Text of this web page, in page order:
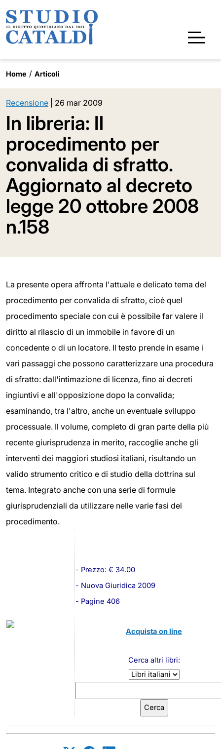
Home Articoli
Recensione 26 mar 2009
In libreria: Il
procedimento per
convalida di sfratto.
Aggiornato al decreto
legge 20 ottobre 2008
n.158
La presente opera affronta l'attuale e delicato tema del
procedimento per convalida di sfratto, cioè quel
procedimento speciale con cui è possibile far valere il
diritto al rilascio di un immobile in favore di un
concedente o di un locatore. Il testo prende in esame i
vari passaggi che possono caratterizzare una procedura
di sfratto: dall'intimazione di licenza, fino ai decreti
ingiuntivi e all'opposizione dopo la convalida;
esaminando, tra l'altro, anche un eventuale sviluppo
processuale. Il volume, completo di gran parte della più
recente giurisprudenza in merito, raccoglie anche gli
interventi dei maggiori studiosi italiani, risultando un
valido strumento critico e di studio della dottrina sul
tema. Integrato anche con una serie di formule
giurisprudenziali da utilizzare nelle varie fasi del
procedimento.
- Prezzo: € 34.00
- Nuova Giuridica 2009
- Pagine 406
Acquista on line
Cerca altri libri: